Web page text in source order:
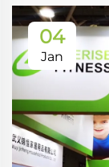
04
Jan